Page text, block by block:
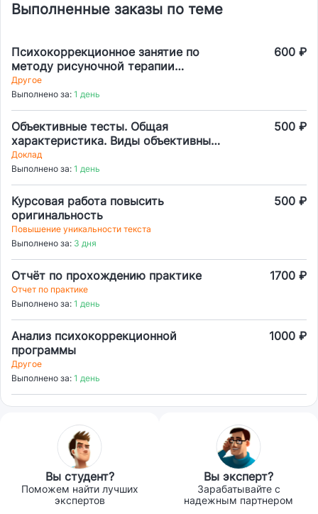
Выполненные заказы по теме
Психокоррекционное занятие по
методу рисуночной терапии
(изотерапии) + конспект по занятию
600 ₽
Другое
Выполнено за: 1 день
Объективные тесты. Общая
характеристика. Виды объективных
тестов.
500 ₽
Доклад
Выполнено за: 1 день
Курсовая работа повысить
оригинальность
500 ₽
Повышение уникальности текста
Выполнено за: 3 дня
Отчёт по прохождению практике 1700 ₽
Отчет по практике
Выполнено за: 1 день
Анализ психокоррекционной
программы
1000 ₽
Другое
Выполнено за: 1 день
Вы студент?
Поможем найти лучших
экспертов
Вы эксперт?
Зарабатывайте с
надежным партнером